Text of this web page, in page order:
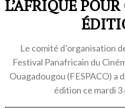
L’AFRIQUE
Le comité d’organisation
Festival Panafricain du
Ouagadougou (FESPACO) a
édition ce mardi